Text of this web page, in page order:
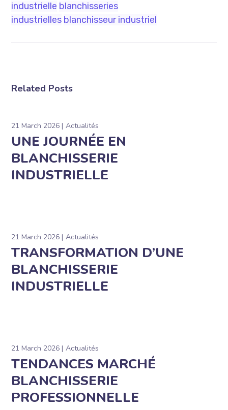
industrielle blanchisseries
industrielles blanchisseur industriel
Related Posts
21 March 2026 Actualités
UNE JOURNÉE EN
BLANCHISSERIE
INDUSTRIELLE
21 March 2026 Actualités
TRANSFORMATION D’UNE
BLANCHISSERIE
INDUSTRIELLE
21 March 2026 Actualités
TENDANCES MARCHÉ
BLANCHISSERIE
PROFESSIONNELLE